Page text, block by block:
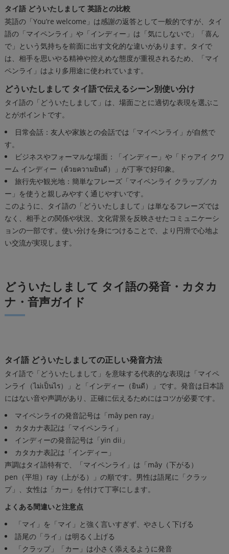
タイ語 どういたしまして 英語との比較
英語の「You’re welcome」は感謝の返答として一般的ですが、タイ
語の「マイペンライ」や「インディー」は「気にしないで」「喜ん
で」という気持ちを前面に出す文化的な違いがあります。タイで
は、相手を思いやる精神や控えめな態度が重視されるため、「マイ
ペンライ」はより多用途に使われています。
どういたしまして タイ語で伝えるシーン別使い分け
タイ語の「どういたしまして」は、場面ごとに適切な表現を選ぶこ
とがポイントです。
日常会話：友人や家族との会話では「マイペンライ」が自然で
す。
ビジネスやフォーマルな場面：「インディー」や「ドゥアイ クワ
ーム インディー（ด้วยความยินดี）」が丁寧で好印象。
旅行先や観光地：簡単なフレーズ「マイペンライ クラップ／カ
ー」を使うと親しみやすく通じやすいです。
このように、タイ語の「どういたしまして」は単なるフレーズでは
なく、相手との関係や状況、文化背景を反映させたコミュニケーシ
ョンの一部です。使い分けを身につけることで、より円滑で心地よ
い交流が実現します。
どういたしまして タイ語の発音・カタカ
ナ・音声ガイド
タイ語 どういたしましての正しい発音方法
タイ語で「どういたしまして」を意味する代表的な表現は「マイペ
ンライ（ไม่เป็นไร）」と「インディー（ยินดี）」です。発音は日本語
にはない音や声調があり、正確に伝えるためにはコツが必要です。
マイペンライの発音記号は「mây pen ray」
カタカナ表記は「マイペンライ」
インディーの発音記号は「yin dii」
カタカナ表記は「インディー」
声調はタイ語特有で、「マイペンライ」は「mây（下がる）
pen（平坦）ray（上がる）」の順です。男性は語尾に「クラッ
プ」、女性は「カー」を付けて丁寧にします。
よくある間違いと注意点
「マイ」を「マイ」と強く言いすぎず、やさしく下げる
語尾の「ライ」は明るく上げる
「クラップ」「カー」は小さく添えるように発音